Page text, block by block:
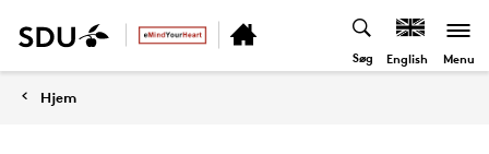
Søg English Menu
Hjem